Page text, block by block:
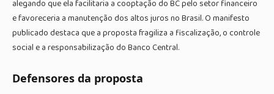
alegando que ela facilitaria a cooptação do BC pelo setor financeiro
e favoreceria a manutenção dos altos juros no Brasil. O manifesto
publicado destaca que a proposta fragiliza a fiscalização, o controle
social e a responsabilização do Banco Central.
Defensores da proposta